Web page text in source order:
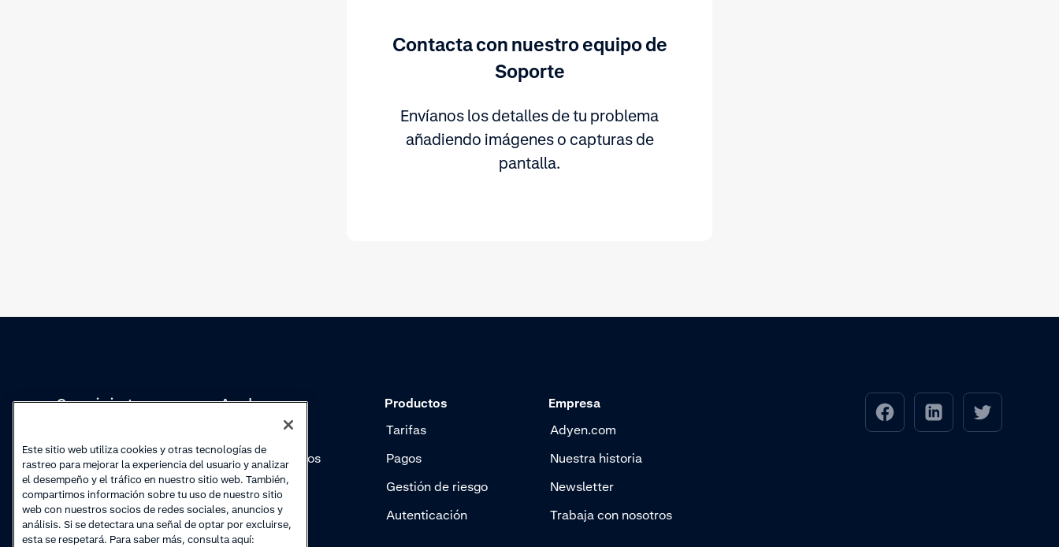
Contacta con nuestro equipo de
Soporte
Envíanos los detalles de tu problema
añadiendo imágenes o capturas de
pantalla.
Conocimientos
Actualizaciones de
productos
Academy
Vídeos prácticos
Productos
Tarifas
Pagos
Gestión de riesgo
Autenticación
Empresa
Adyen.com
Nuestra historia
Newsletter
Trabaja con nosotros
Este sitio web utiliza cookies y otras tecnologías de
rastreo para mejorar la experiencia del usuario y analizar
el desempeño y el tráfico en nuestro sitio web. También,
compartimos información sobre tu uso de nuestro sitio
web con nuestros socios de redes sociales, anuncios y
análisis. Si se detectara una señal de optar por excluirse,
esta se respetará. Para saber más, consulta aquí: